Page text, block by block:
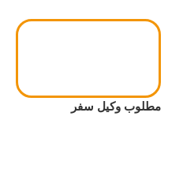
مطلوب وكيل سفر